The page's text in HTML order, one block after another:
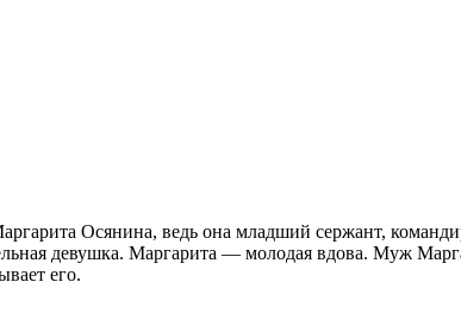
Осянина, ведь она младший сержант,
девушка. Маргарита — молодая вдова. Муж
его.